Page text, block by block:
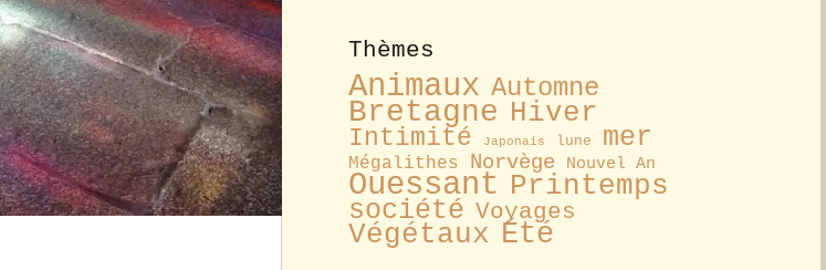
Thèmes
Animaux Automne
Bretagne Hiver
Intimité Japonais lune mer
Mégalithes Norvège Nouvel An
Ouessant Printemps
société Voyages
Végétaux Été